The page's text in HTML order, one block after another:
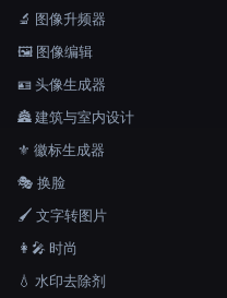
🔬 图像升频器
🖼️ 图像编辑
🪪 头像生成器
🏯 建筑与室内设计
⚜️ 徽标生成器
🎭 换脸
🖌️ 文字转图片
👩‍🎤 时尚
💧 水印去除剂